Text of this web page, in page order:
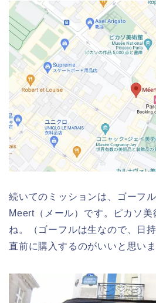
続いてのミッションは、ゴーフ
Meert（メール）です。ピカソ
ね。（ゴーフルは生なので、日
直前に購入するのがいいと思いま